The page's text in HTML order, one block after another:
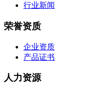
行业新闻
荣誉资质
企业资质
产品证书
人力资源